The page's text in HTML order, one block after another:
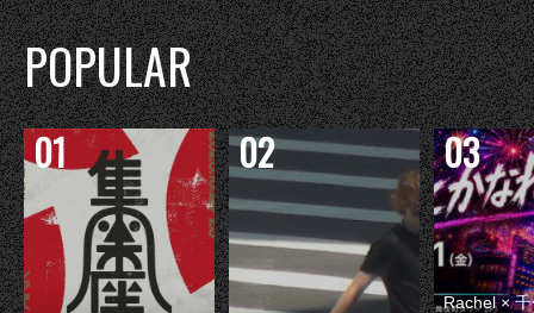
POPULAR
Rachel ×